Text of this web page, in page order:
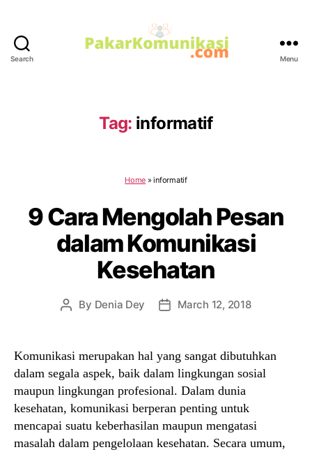
Search Menu
Tag: informatif
Home »informatif
9 Cara Mengolah Pesan
dalam Komunikasi
Kesehatan
Post
By Denia Dey
PostMarch 12, 2018
Komunikasi merupakan hal yang sangat dibutuhkan
dalam segala aspek, baik dalam lingkungan sosial
maupun lingkungan profesional. Dalam dunia
kesehatan, komunikasi berperan penting untuk
mencapai suatu keberhasilan maupun mengatasi
masalah dalam pengelolaan kesehatan. Secara umum,